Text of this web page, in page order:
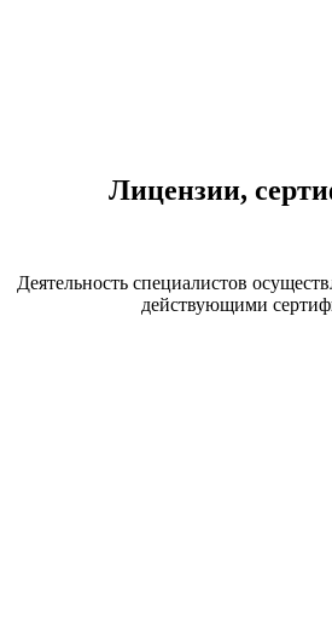
Лицензии,
Деятельность специалистов
действующими